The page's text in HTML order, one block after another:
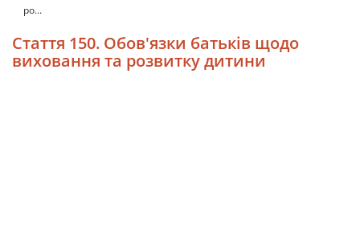
ро...
Стаття 150. Обов'язки батьків щодо
виховання та розвитку дитини